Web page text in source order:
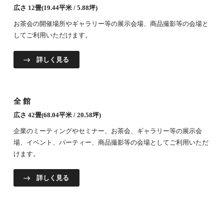
広さ 12畳(19.44平米 / 5.88坪)
お茶会の開催場所やギャラリー等の展示会場、商品撮影等の会場と
してご利用いただけます。
詳しく見る
全館
広さ 42畳(68.04平米 / 20.58坪)
企業のミーティングやセミナー、お茶会、ギャラリー等の展示会
場、イベント、パーティー、商品撮影等の会場としてご利用いただ
けます。
詳しく見る